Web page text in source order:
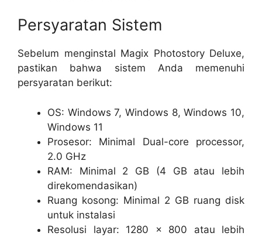
Persyaratan Sistem
Sebelum menginstal Magix Photostory Deluxe,
pastikan bahwa sistem Anda memenuhi
persyaratan berikut:
OS: Windows 7, Windows 8, Windows 10,
Windows 11
Prosesor: Minimal Dual-core processor,
2.0 GHz
RAM: Minimal 2 GB (4 GB atau lebih
direkomendasikan)
Ruang kosong: Minimal 2 GB ruang disk
untuk instalasi
Resolusi layar: 1280 x 800 atau lebih